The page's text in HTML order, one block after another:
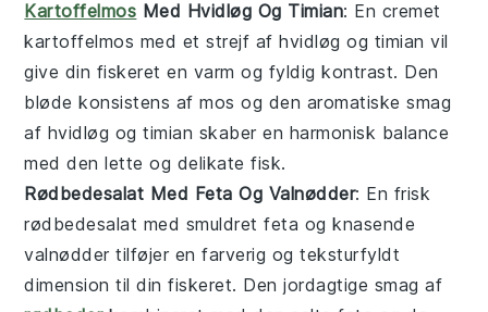
Kartoffelmos Med Hvidløg Og Timian: En cremet
kartoffelmos med et strejf afhvidløg og timian vil
give din fiskeret en varm og fyldig kontrast. Den
bløde konsistens afmos og den aromatiske smag
af hvidløg ogtimian skaber en harmonisk balance
med den lette og delikate fisk.
Rødbedesalat Med Feta Og Valnødder: En frisk
rødbedesalat med smuldretfeta og knasende
valnødder tilføjer en farverig og teksturfyldt
dimension til din fiskeret. Den jordagtige smag af